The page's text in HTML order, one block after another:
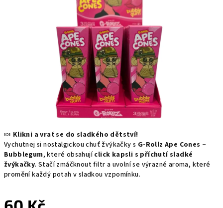
🍬 Klikni a vrať se do sladkého dětství!
Vychutnej si nostalgickou chuť žvýkačky s G-Rollz Ape Cones –
Bubblegum, které obsahujíclick kapsli s příchutí sladké
žvýkačky. Stačí zmáčknout filtr a uvolní se výrazné aroma, které
promění každý potah v sladkou vzpomínku.